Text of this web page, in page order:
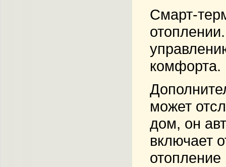
Смарт-
комфорта.
может
дом, он
включает